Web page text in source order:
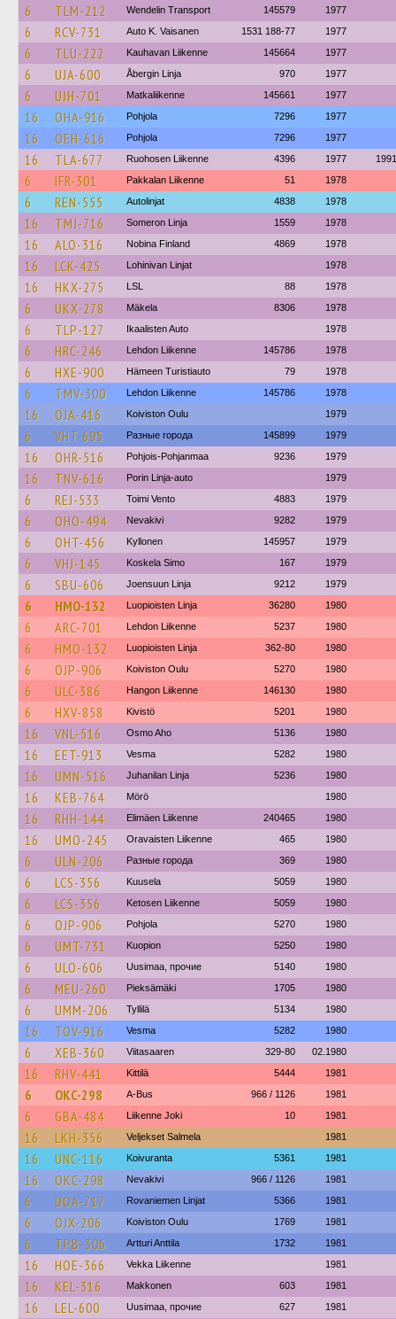
6 TLM-212 Wendelin Transport 145579 1977
6 RCV-731 Auto K. Vaisanen 1531 188-77 1977
6 TLU-222 Kauhavan Liikenne 145664 1977
6 UJA-600 Åbergin Linja 970 1977
6 UJH-701 Matkaliikenne 145661 1977
16 OHA-916 Pohjola 7296 1977
16 OEH-616 Pohjola 7296 1977
16 TLA-677 Ruohosen Liikenne 4396 1977 1991
6 IFR-301 Pakkalan Liikenne 51 1978
6 REN-555 Autolinjat 4838 1978
16 TMJ-716 Someron Linja 1559 1978
16 ALO-316 Nobina Finland 4869 1978
16 LCK-425 Lohinivan Linjat 1978
16 HKX-275 LSL 88 1978
6 UKX-278 Mäkela 8306 1978
6 TLP-127 Ikaalisten Auto 1978
6 HRC-246 Lehdon Liikenne 145786 1978
6 HXE-900 Hämeen Turistiauto 79 1978
6 TMV-300 Lehdon Liikenne 145786 1978
16 OJA-416 Koiviston Oulu 1979
6 VHT-695 Разные города 145899 1979
16 OHR-516 Pohjois-Pohjanmaa 9236 1979
16 TNV-616 Porin Linja-auto 1979
6 REJ-533 Toimi Vento 4883 1979
6 OHO-494 Nevakivi 9282 1979
6 OHT-456 Kyllonen 145957 1979
6 VHJ-145 Koskela Simo 167 1979
6 SBU-606 Joensuun Linja 9212 1979
6 HMO-132 Luopioisten Linja 36280 1980
6 ARC-701 Lehdon Liikenne 5237 1980
6 HMO-132 Luopioisten Linja 362-80 1980
6 OJP-906 Koiviston Oulu 5270 1980
6 ULC-386 Hangon Liikenne 146130 1980
6 HXV-858 Kivistö 5201 1980
16 VNL-516 Osmo Aho 5136 1980
16 EET-913 Vesma 5282 1980
16 UMN-516 Juhanilan Linja 5236 1980
16 KEB-764 Mörö 1980
16 RHH-144 Elimäen Liikenne 240465 1980
16 UMO-245 Oravaisten Liikenne 465 1980
6 ULN-206 Разные города 369 1980
6 LCS-356 Kuusela 5059 1980
6 LCS-356 Ketosen Liikenne 5059 1980
6 OJP-906 Pohjola 5270 1980
6 UMT-731 Kuopion 5250 1980
6 ULO-606 Uusimaa, прочие 5140 1980
6 MEU-260 Pieksämäki 1705 1980
6 UMM-206 Tyllilä 5134 1980
16 TOV-916 Vesma 5282 1980
6 XEB-360 Viitasaaren 329-80 02.1980
16 RHV-441 Kittilä 5444 1981
6 OKC-298 A-Bus 966 / 1126 1981
6 GBA-484 Liikenne Joki 10 1981
16 LKH-356 Veljekset Salmela 1981
16 UNC-116 Koivuranta 5361 1981
16 OKC-298 Nevakivi 966 / 1126 1981
6 UOA-717 Rovaniemen Linjat 5366 1981
6 OJX-206 Koiviston Oulu 1769 1981
6 TPB-306 Artturi Anttila 1732 1981
16 HOE-366 Vekka Liikenne 1981
16 KEL-316 Makkonen 603 1981
16 LEL-600 Uusimaa, прочие 627 1981